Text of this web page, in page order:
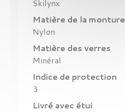
Skilynx
Matière de la monture
Nylon
Matière des verres
Minéral
Indice de protection
3
Livré avec étui